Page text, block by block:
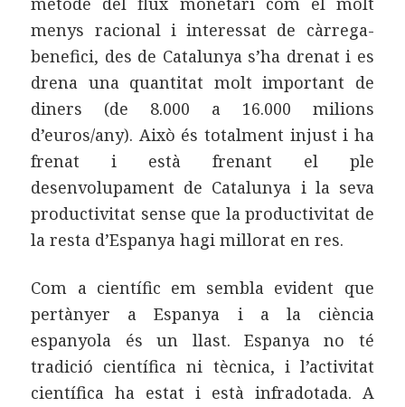
menys racional i interessat de càrrega-
benefici, des de Catalunya s’ha drenat i es
drena una quantitat molt important de
diners (de 8.000 a 16.000 milions
d’euros/any). Això és totalment injust i ha
frenat i està frenant el ple
desenvolupament de Catalunya i la seva
productivitat sense que la productivitat de
la resta d’Espanya hagi millorat en res.
Com a científic em sembla evident que
pertànyer a Espanya i a la ciència
espanyola és un llast. Espanya no té
tradició científica ni tècnica, i l’activitat
científica ha estat i està infradotada. A